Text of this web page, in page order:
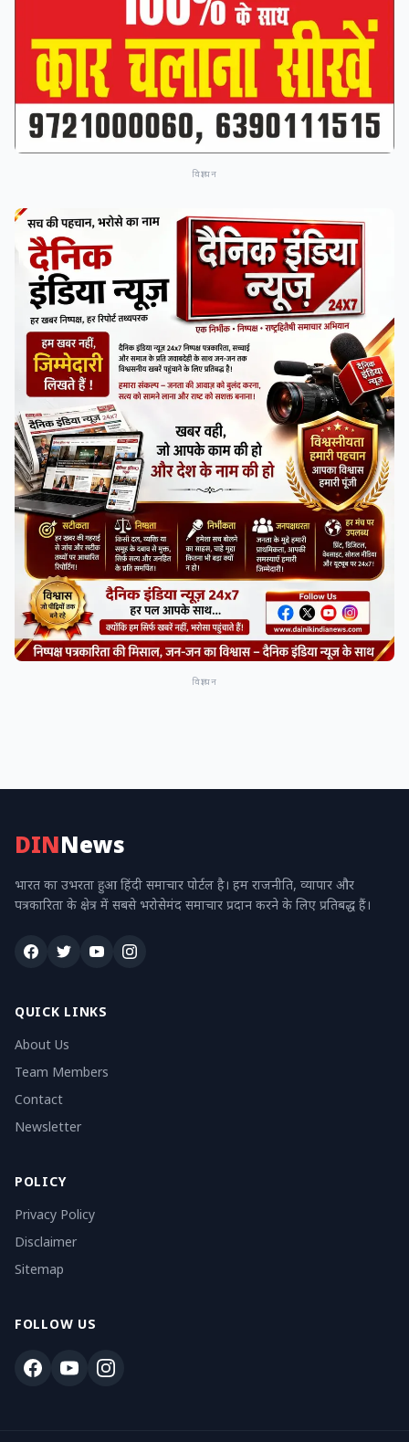
विज्ञापन
विज्ञापन
DINNews
भारत का उभरता हुआ हिंदी समाचार पोर्टल है। हम राजनीति, व्यापार और
पत्रकारिता के क्षेत्र में सबसे भरोसेमंद समाचार प्रदान करने के लिए प्रतिबद्ध हैं।
QUICK LINKS
About Us
Team Members
Contact
Newsletter
POLICY
Privacy Policy
Disclaimer
Sitemap
FOLLOW US